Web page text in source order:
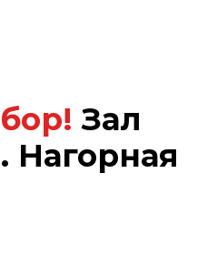
Зал
Нагорная